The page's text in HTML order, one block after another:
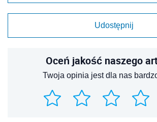
Udostępnij
Oceń jakość naszego
Twoja opinia jest dla nas